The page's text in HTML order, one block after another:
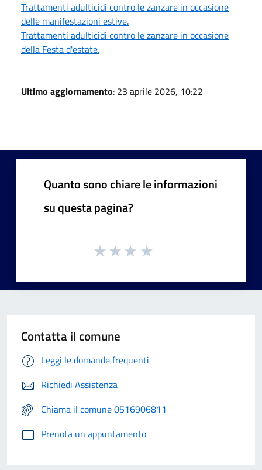
Trattamenti adulticidi contro le zanzare in occasione
delle manifestazioni estive.
Trattamenti adulticidi contro le zanzare in occasione
della Festa d'estate.
Ultimo aggiornamento: 23 aprile 2026, 10:22
Quanto sono chiare le informazioni
su questa pagina?
Contatta il comune
Leggi le domande frequenti
Richiedi Assistenza
Chiama il comune 0516906811
Prenota un appuntamento